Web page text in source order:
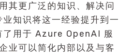
其更广泛的知识、解决问
知识将这一经验提升到一
了用于 Azure OpenAI 服
业可以简化内部以及与客